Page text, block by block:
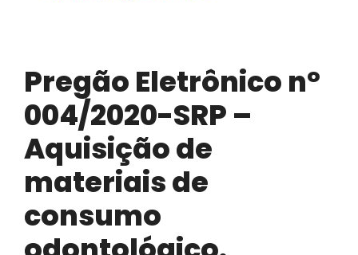
Pregão Eletrônico nº
004/2020-SRP –
Aquisição de
materiais de
consumo